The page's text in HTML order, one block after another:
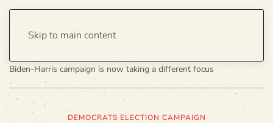
Skip to main content
Biden-Harris campaign is now taking a different focus
DEMOCRATS ELECTION CAMPAIGN